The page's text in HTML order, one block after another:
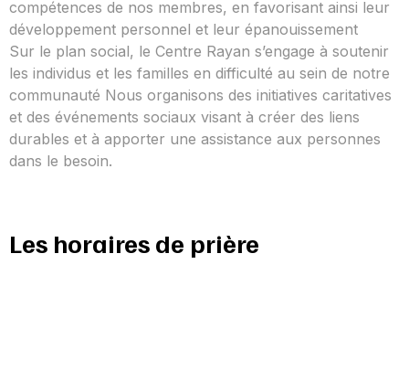
compétences de nos membres, en favorisant ainsi leur
développement personnel et leur épanouissement
Sur le plan social, le Centre Rayan s’engage à soutenir
les individus et les familles en difficulté au sein de notre
communauté Nous organisons des initiatives caritatives
et des événements sociaux visant à créer des liens
durables et à apporter une assistance aux personnes
dans le besoin.
Les horaires de prière